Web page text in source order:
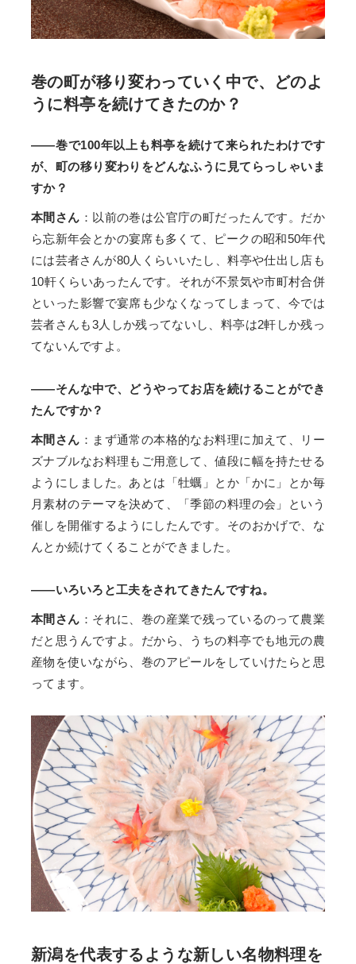
巻の町が移り変わっていく中で、どのよ
うに料亭を続けてきたのか？
——巻で100年以上も料亭を続けて来られたわけです
が、町の移り変わりをどんなふうに見てらっしゃいま
すか？
本間さん ：以前の巻は公官庁の町だったんです。だか
ら忘新年会とかの宴席も多くて、ピークの昭和50年代
には芸者さんが80人くらいいたし、料亭や仕出し店も
10軒くらいあったんです。それが不景気や市町村合併
といった影響で宴席も少なくなってしまって、今では
芸者さんも3人しか残ってないし、料亭は2軒しか残っ
てないんですよ。
——そんな中で、どうやってお店を続けることができ
たんですか？
本間さん ：まず通常の本格的なお料理に加えて、リー
ズナブルなお料理もご用意して、値段に幅を持たせる
ようにしました。あとは「牡蠣」とか「かに」とか毎
月素材のテーマを決めて、「季節の料理の会」という
催しを開催するようにしたんです。そのおかげで、な
んとか続けてくることができました。
——いろいろと工夫をされてきたんですね。
本間さん ：それに、巻の産業で残っているのって農業
だと思うんですよ。だから、うちの料亭でも地元の農
産物を使いながら、巻のアピールをしていけたらと思
ってます。
新潟を代表するような新しい名物料理を